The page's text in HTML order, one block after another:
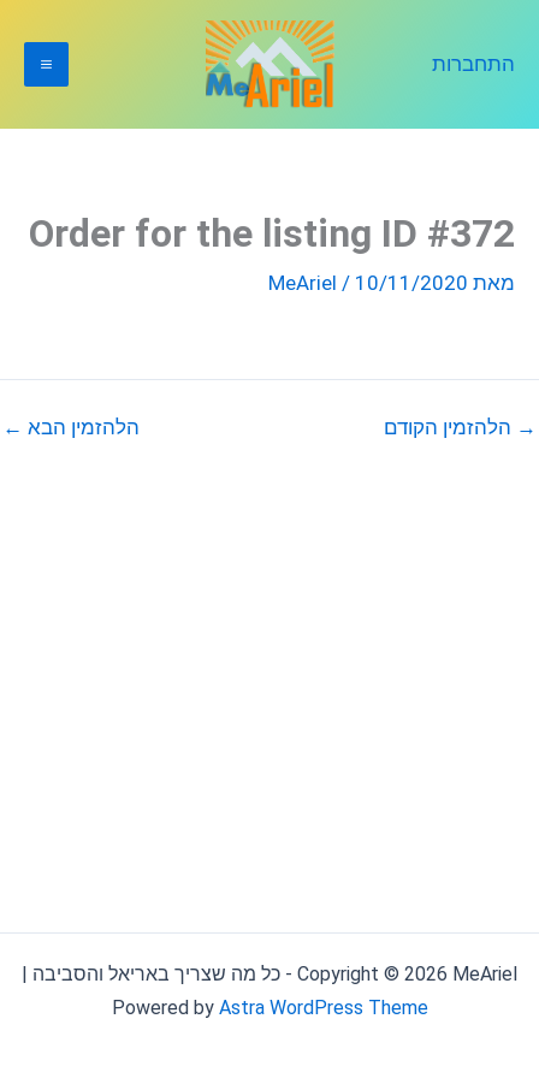
התחברות
Order for the listing ID #372
מאת MeAriel / 10/11/2020
→ הלהזמין הקודם הלהזמין הבא ←
Copyright © 2026 MeAriel - כל מה שצריך באריאל והסביבה |
Powered by Astra WordPress Theme